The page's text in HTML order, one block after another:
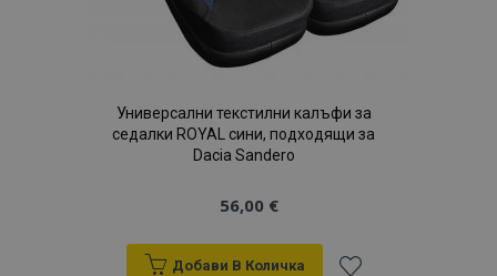
Универсални текстилни калъфи за
седалки ROYAL сини, подходящи за
Dacia Sandero
56,00 €
Добави В Количка